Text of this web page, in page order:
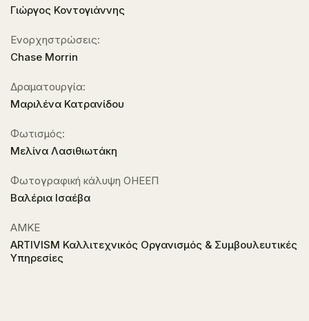
Γιώργος Κοντογιάννης
Ενορχηστρώσεις:
Chase Morrin
Δραματουργία:
Μαριλένα Κατρανίδου
Φωτισμός:
Μελίνα Λασιθιωτάκη
Φωτογραφική κάλυψη ΟΗΕΕΠ
Βαλέρια Ισαέβα
ΑΜΚΕ
ARTIVISM Καλλιτεχνικός Οργανισμός & Συμβουλευτικές
Υπηρεσίες